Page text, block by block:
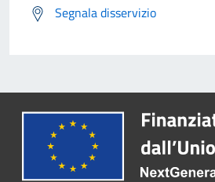
Segnala disservizio